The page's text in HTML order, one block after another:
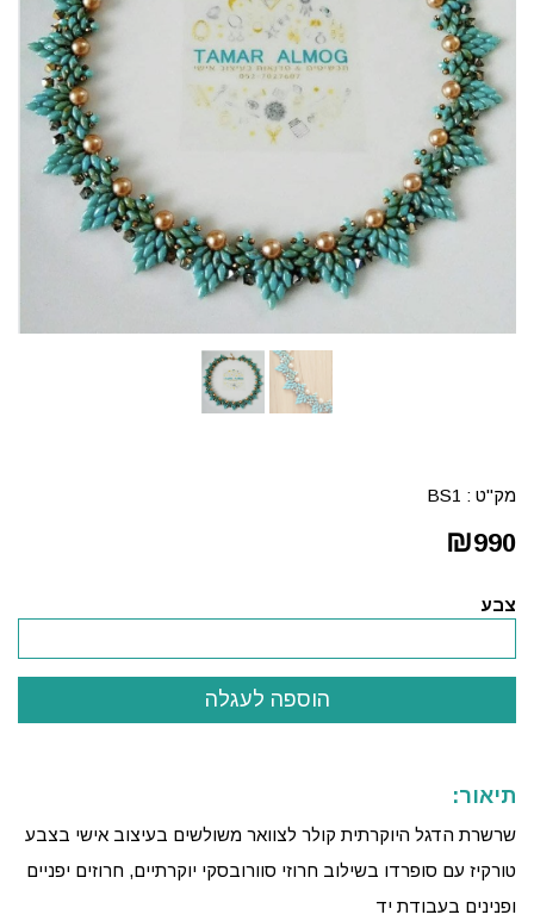
מק"ט : BS1
₪990
צבע
תיאור:
שרשרת הדגל היוקרתית קולר לצוואר משולשים בעיצוב אישי בצבע
טורקיז עם סופרדו בשילוב חרוזי סוורובסקי יוקרתיים, חרוזים יפניים
ופנינים בעבודת יד